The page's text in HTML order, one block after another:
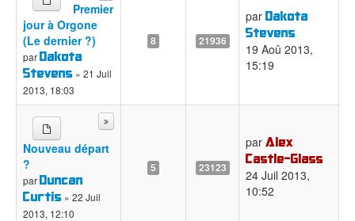
Premier
jour à Orgone
(Le dernier ?)
parDakota
Stevens » 21 Juil
2013, 18:03
8 21936
par Dakota
Stevens
19 Aoû 2013,
15:19
Nouveau départ
?
parDuncan
Curtis » 22 Juil
2013, 12:10
5 23123
par Alex
Castle-Glass
24 Juil 2013,
10:52